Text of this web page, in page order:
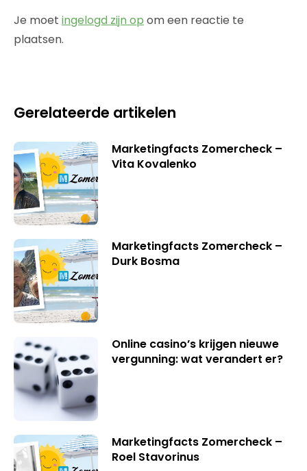
Je moet ingelogd zijn op om een reactie te
plaatsen.
Gerelateerde artikelen
Marketingfacts Zomercheck –
Vita Kovalenko
Marketingfacts Zomercheck –
Durk Bosma
Online casino’s krijgen nieuwe
vergunning: wat verandert er?
Marketingfacts Zomercheck –
Roel Stavorinus